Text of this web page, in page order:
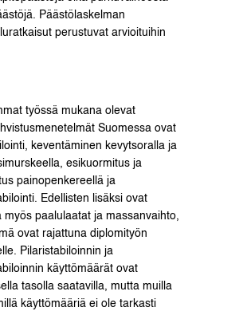
Päästölaskelman
perustuvat arvioituihin
työssä mukana olevat
Suomessa ovat
keventäminen kevytsoralla ja
esikuormitus ja
painopenkereellä ja
Edellisten lisäksi ovat
myös paalulaatat ja massanvaihto,
ovat rajattuna diplomityön
Pilaristabiloinnin ja
käyttömäärät ovat
tasolla saatavilla, mutta muilla
käyttömääriä ei ole tarkasti